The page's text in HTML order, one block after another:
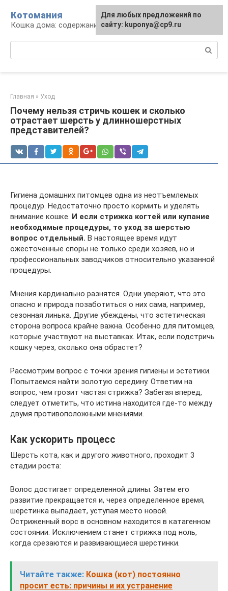
контенту
Котомания
Кошка дома: содержание и уход
Главная » Уход
Почему нельзя стричь кошек и сколько
отрастает шерсть у длинношерстных
представителей?
Гигиена домашних питомцев одна из неотъемлемых
процедур. Недостаточно просто кормить и уделять
внимание кошке. И если стрижка когтей или купание
необходимые процедуры, то уход за шерстью
вопрос отдельный. В настоящее время идут
ожесточенные споры не только среди хозяев, но и
профессиональных заводчиков относительно указанной
процедуры.
Мнения кардинально разнятся. Одни уверяют, что это
опасно и природа позаботиться о них сама, например,
сезонная линька. Другие убеждены, что эстетическая
сторона вопроса крайне важна. Особенно для питомцев,
которые участвуют на выставках. Итак, если подстричь
кошку через, сколько она обрастет?
Рассмотрим вопрос с точки зрения гигиены и эстетики.
Попытаемся найти золотую середину. Ответим на
вопрос, чем грозит частая стрижка? Забегая вперед,
следует отметить, что истина находится где-то между
двумя противоположными мнениями.
Как ускорить процесс
Шерсть кота, как и другого животного, проходит 3
стадии роста:
Волос достигает определенной длины. Затем его
развитие прекращается и, через определенное время,
шерстинка выпадает, уступая место новой.
Остриженный ворс в основном находится в катагенном
состоянии. Исключением станет стрижка под ноль,
когда срезаются и развивающиеся шерстинки.
Читайте также: Кошка (кот) постоянно
просит есть: причины и их устранение
Для любых предложений по
сайту: kuponya@cp9.ru